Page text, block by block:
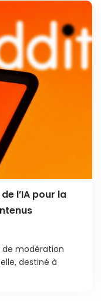
l’IA pour la
de modération
destiné à